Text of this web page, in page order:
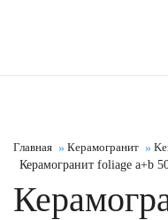
Главная Керамогранит
Керамогранит foliage a+b